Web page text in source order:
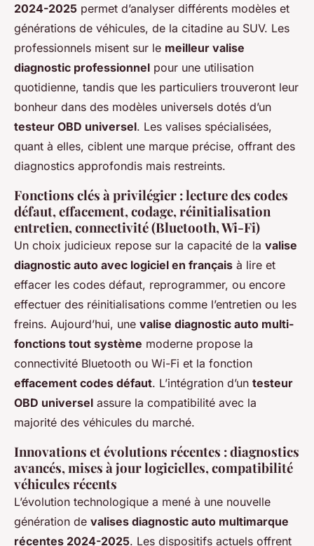
2024-2025 permet d’analyser différents modèles et
générations de véhicules, de la citadine au SUV. Les
professionnels misent sur le meilleur valise
diagnostic professionnel pour une utilisation
quotidienne, tandis que les particuliers trouveront leur
bonheur dans des modèles universels dotés d’un
testeur OBD universel. Les valises spécialisées,
quant à elles, ciblent une marque précise, offrant des
diagnostics approfondis mais restreints.
Fonctions clés à privilégier : lecture des codes
défaut, effacement, codage, réinitialisation
entretien, connectivité (Bluetooth, Wi-Fi)
Un choix judicieux repose sur la capacité de la valise
diagnostic auto avec logiciel en français à lire et
effacer les codes défaut, reprogrammer, ou encore
effectuer des réinitialisations comme l’entretien ou les
freins. Aujourd’hui, une valise diagnostic auto multi-
fonctions tout système moderne propose la
connectivité Bluetooth ou Wi-Fi et la fonction
effacement codes défaut. L’intégration d’un testeur
OBD universel assure la compatibilité avec la
majorité des véhicules du marché.
Innovations et évolutions récentes : diagnostics
avancés, mises à jour logicielles, compatibilité
véhicules récents
L’évolution technologique a mené à une nouvelle
génération de valises diagnostic auto multimarque
récentes 2024-2025. Les dispositifs actuels offrent